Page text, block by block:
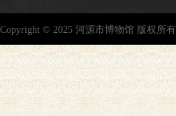
Copyright © 2025 河源市博物馆 版权所有